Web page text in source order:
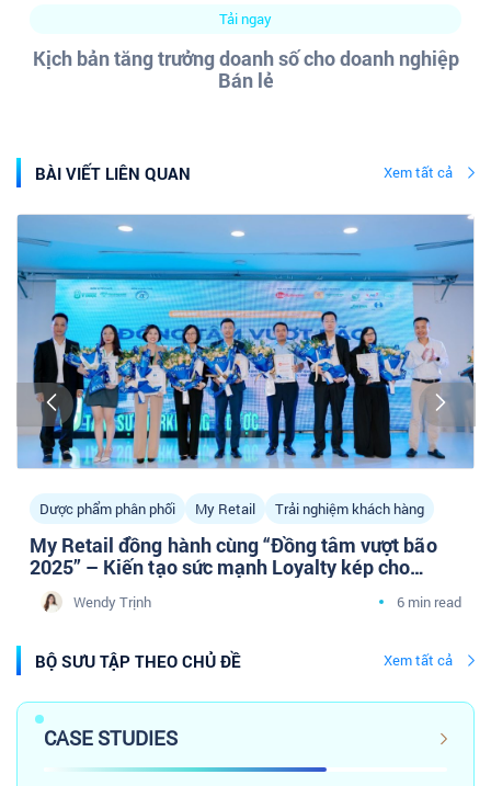
Tải ngay
Kịch bản tăng trưởng doanh số cho doanh nghiệp
Bán lẻ
BÀI VIẾT LIÊN QUAN Xem tất cả
Dược phẩm phân phối My Retail Trải nghiệm khách hàng
My Retail đồng hành cùng “Đồng tâm vượt bão
2025” – Kiến tạo sức mạnh Loyalty kép cho
doanh nghiệp Dược phân phối cùng cộng đồng
Tâm sự Marketing Y Dược
Wendy Trịnh 6 min read
BỘ SƯU TẬP THEO CHỦ ĐỀ Xem tất cả
CASE STUDIES